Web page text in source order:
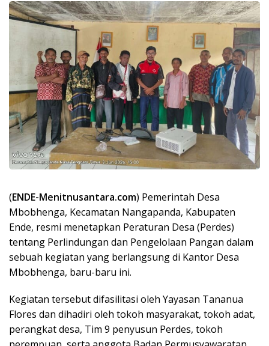
(ENDE-Menitnusantara.com) Pemerintah Desa
Mbobhenga, Kecamatan Nangapanda, Kabupaten
Ende, resmi menetapkan Peraturan Desa (Perdes)
tentang Perlindungan dan Pengelolaan Pangan dalam
sebuah kegiatan yang berlangsung di Kantor Desa
Mbobhenga, baru-baru ini.
Kegiatan tersebut difasilitasi oleh Yayasan Tananua
Flores dan dihadiri oleh tokoh masyarakat, tokoh adat,
perangkat desa, Tim 9 penyusun Perdes, tokoh